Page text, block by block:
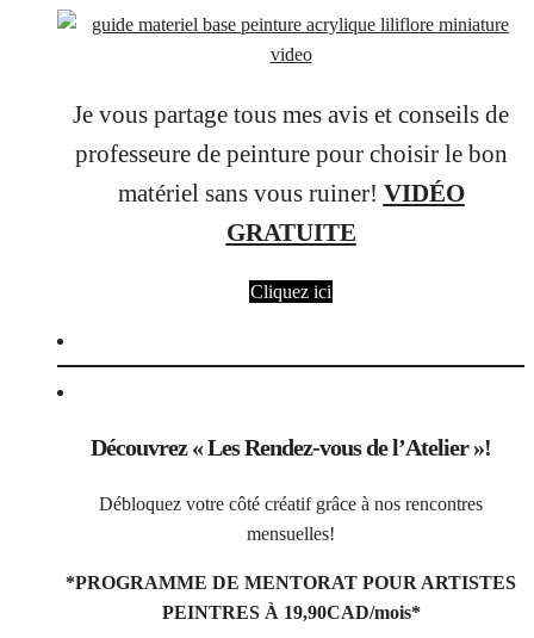
Je vous partage tous mes avis et conseils de
professeure de peinture pour choisir le bon
matériel sans vous ruiner! VIDÉO
GRATUITE
Cliquez ici
Découvrez « Les Rendez-vous de l’Atelier »!
Débloquez votre côté créatif grâce à nos rencontres
mensuelles!
*PROGRAMME DE MENTORAT POUR ARTISTES
PEINTRES À 19,90CAD/mois*